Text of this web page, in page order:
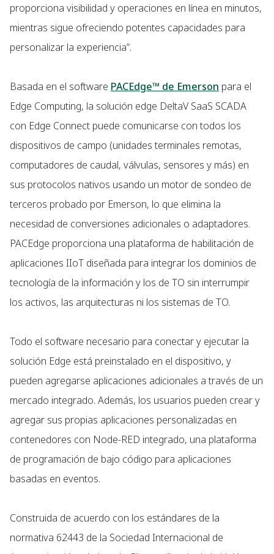
proporciona visibilidad y operaciones en línea en minutos,
mientras sigue ofreciendo potentes capacidades para
personalizar la experiencia”.
Basada en el software PACEdge™ de Emerson para el
Edge Computing, la solución edge DeltaV SaaS SCADA
con Edge Connect puede comunicarse con todos los
dispositivos de campo (unidades terminales remotas,
computadores de caudal, válvulas, sensores y más) en
sus protocolos nativos usando un motor de sondeo de
terceros probado por Emerson, lo que elimina la
necesidad de conversiones adicionales o adaptadores.
PACEdge proporciona una plataforma de habilitación de
aplicaciones IIoT diseñada para integrar los dominios de
tecnología de la información y los de TO sin interrumpir
los activos, las arquitecturas ni los sistemas de TO.
Todo el software necesario para conectar y ejecutar la
solución Edge está preinstalado en el dispositivo, y
pueden agregarse aplicaciones adicionales a través de un
mercado integrado. Además, los usuarios pueden crear y
agregar sus propias aplicaciones personalizadas en
contenedores con Node-RED integrado, una plataforma
de programación de bajo código para aplicaciones
basadas en eventos.
Construida de acuerdo con los estándares de la
normativa 62443 de la Sociedad Internacional de